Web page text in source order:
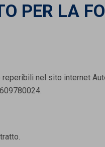
PER LA
nel sito internet